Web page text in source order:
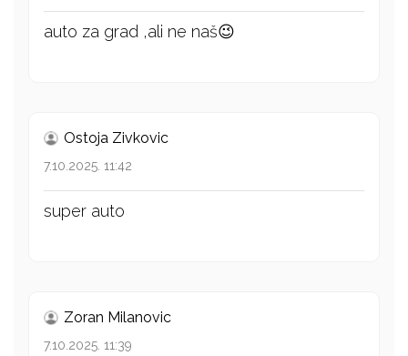
auto za grad ,ali ne naš😉
Ostoja Zivkovic
7.10.2025. 11:42
super auto
Zoran Milanovic
7.10.2025. 11:39